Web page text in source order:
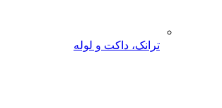
ترانک، داکت و لوله